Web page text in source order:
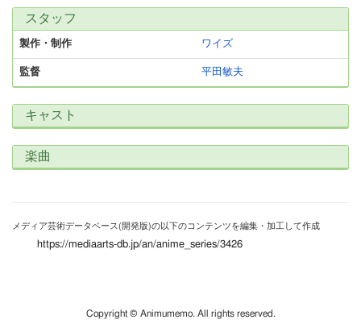
スタッフ
製作・制作 ワイズ
監督 平田敏夫
キャスト
楽曲
メディア芸術データベース(開発版)の以下のコンテンツを編集・加工して作成
https://mediaarts-db.jp/an/anime_series/3426
Copyright © Animumemo. All rights reserved.